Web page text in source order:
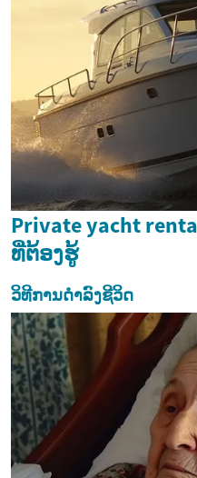
Private yacht
ທີ່ຕ້ອງຮູ້
ວິທີການດຳລົງຊີວິດ